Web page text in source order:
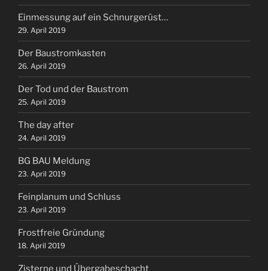
Einmessung auf ein Schnurgerüst…
29. April 2019
Der Baustromkasten
26. April 2019
Der Tod und der Baustrom
25. April 2019
The day after
24. April 2019
BG BAU Meldung
23. April 2019
Feinplanum und Schluss
23. April 2019
Frostfreie Gründung
18. April 2019
Zisterne und Übergabeschacht